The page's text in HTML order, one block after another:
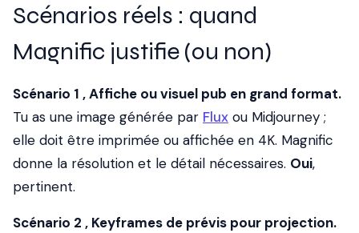
Scénarios réels : quand
Magnific justifie (ou non)
Scénario 1 , Affiche ou visuel pub en grand format.
Tu as une image générée par Flux ou Midjourney ;
elle doit être imprimée ou affichée en 4K. Magnific
donne la résolution et le détail nécessaires. Oui,
pertinent.
Scénario 2 , Keyframes de prévis pour projection.